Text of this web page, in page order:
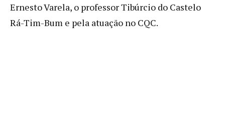
Ernesto Varela, o professor Tibúrcio do Castelo
Rá-Tim-Bum e pela atuação no CQC.